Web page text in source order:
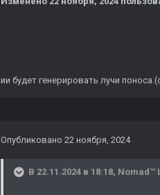
ии будет генерировать лучи
Опубликовано 22 ноября, 2024
В 22.11.2024 в 18:18, Nomad™